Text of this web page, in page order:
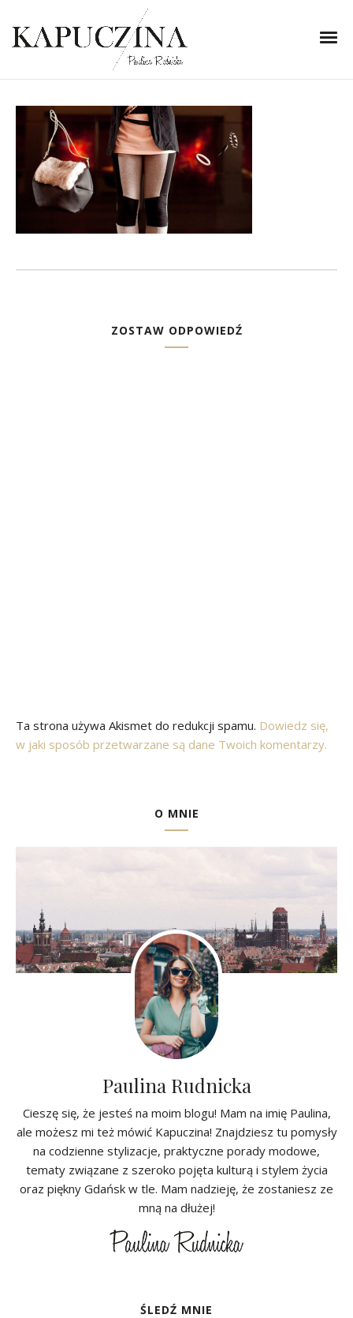
7 listopada 2013
_MG_2767_0019
Written by
ZOSTAW ODPOWIEDŹ
Ta strona używa Akismet do redukcji spamu. Dowiedz się,
w jaki sposób przetwarzane są dane Twoich komentarzy.
O MNIE
Paulina Rudnicka
Cieszę się, że jesteś na moim blogu! Mam na imię Paulina,
ale możesz mi też mówić Kapuczina! Znajdziesz tu pomysły
na codzienne stylizacje, praktyczne porady modowe,
tematy związane z szeroko pojęta kulturą i stylem życia
oraz piękny Gdańsk w tle. Mam nadzieję, że zostaniesz ze
mną na dłużej!
ŚLEDŹ MNIE